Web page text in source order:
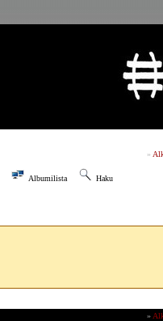
»
Albumilista Haku
»